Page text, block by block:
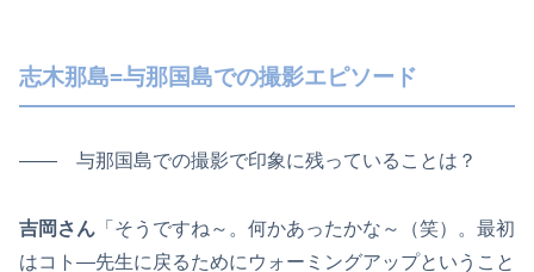
志木那島=与那国島での撮影エピソード
―― 与那国島での撮影で印象に残っていることは？
吉岡さん 「そうですね～。何かあったかな～（笑）。最初
はコト―先生に戻るためにウォーミングアップということ